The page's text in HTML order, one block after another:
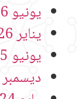
يونيو 2026
يناير 2026
يونيو 2025
ديسمبر 2024